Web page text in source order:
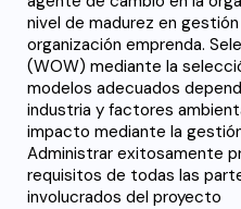
nivel de madurez en
organización emprenda.
(WOW) mediante la
modelos adecuados
industria y factores
impacto mediante la
Administrar exitosamente
requisitos de todas las
involucrados del proyecto